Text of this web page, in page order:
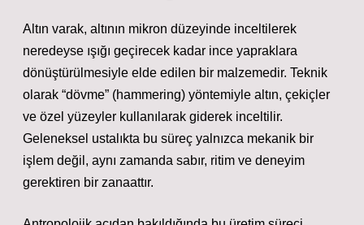
Altın varak, altının mikron düzeyinde inceltilerek
neredeyse ışığı geçirecek kadar ince yapraklara
dönüştürülmesiyle elde edilen bir malzemedir. Teknik
olarak “dövme” (hammering) yöntemiyle altın, çekiçler
ve özel yüzeyler kullanılarak giderek inceltilir.
Geleneksel ustalıkta bu süreç yalnızca mekanik bir
işlem değil, aynı zamanda sabır, ritim ve deneyim
gerektiren bir zanaattır.